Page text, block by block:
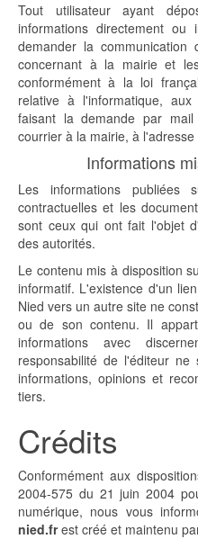
Tout utilisateur ayant
informations directement ou
demander la communication
concernant à la mairie et
conformément à la loi
relative à l'informatique,
faisant la demande par
courrier à la mairie, à
Informations
Les informations
contractuelles et les
sont ceux qui ont fait l'objet
des autorités.
Le contenu mis à disposition
informatif. L'existence d'un
Nied vers un autre site ne
ou de son contenu. Il
informations avec
responsabilité de l'éditeur
informations, opinions et
tiers.
Crédits
Conformément aux
2004-575 du 21 juin 2004
numérique, nous vous
nied.frest créé et maintenu